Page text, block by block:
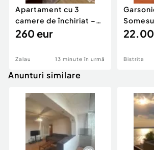
Apartament cu 3
camere de închiriat –
ideal pentru famili
260 eur
Zalau 13 minute în urmă
3
Bistrita
Anunturi similare